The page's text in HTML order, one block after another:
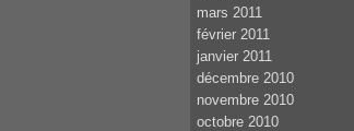
mars 2011
février 2011
janvier 2011
décembre 2010
novembre 2010
octobre 2010